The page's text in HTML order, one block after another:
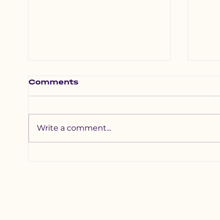
Comments
Write a comment...